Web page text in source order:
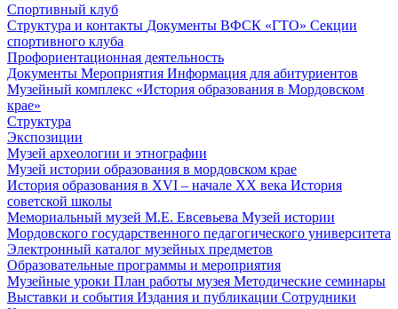
Спортивный клуб
Структура и контакты Документы ВФСК «ГТО» Секции
спортивного клуба
Профориентационная деятельность
Документы Мероприятия Информация для абитуриентов
Музейный комплекс «История образования в Мордовском
крае»
Структура
Экспозиции
Музей археологии и этнографии
Музей истории образования в мордовском крае
История образования в XVI – начале XX века История
советской школы
Мемориальный музей М.Е. Евсевьева Музей истории
Мордовского государственного педагогического университета
Электронный каталог музейных предметов
Образовательные программы и мероприятия
Музейные уроки План работы музея Методические семинары
Выставки и события Издания и публикации Сотрудники